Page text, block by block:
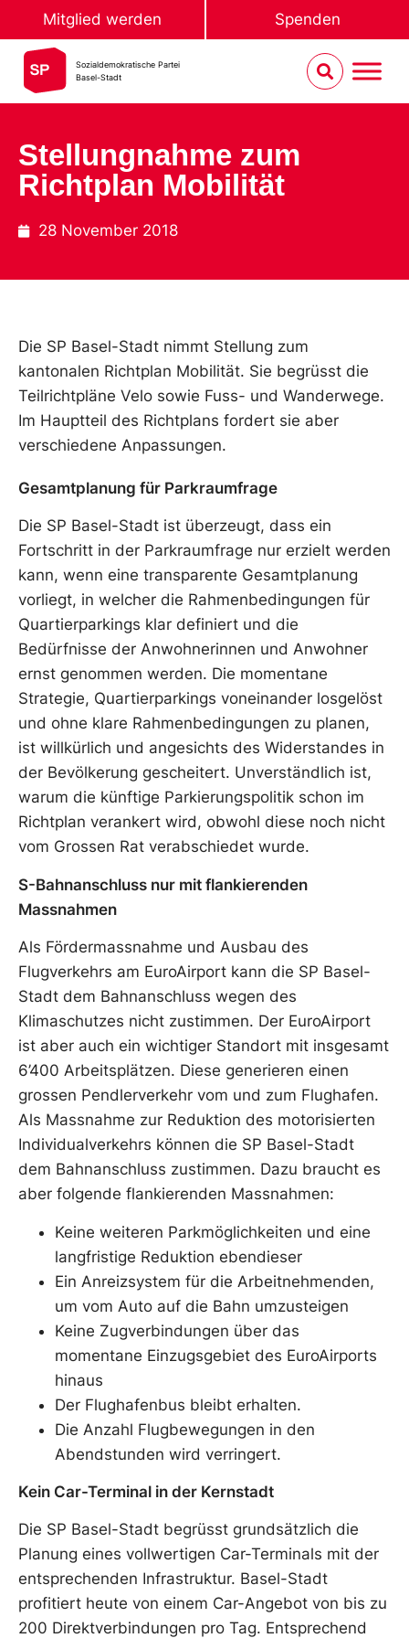
Mitglied werden Spenden
Sozialdemokratische Partei
Basel-Stadt
Stellungnahme zum
Richtplan Mobilität
28 November 2018
Die SP Basel-Stadt nimmt Stellung zum
kantonalen Richtplan Mobilität. Sie begrüsst die
Teilrichtpläne Velo sowie Fuss- und Wanderwege.
Im Hauptteil des Richtplans fordert sie aber
verschiedene Anpassungen.
Gesamtplanung für Parkraumfrage
Die SP Basel-Stadt ist überzeugt, dass ein
Fortschritt in der Parkraumfrage nur erzielt werden
kann, wenn eine transparente Gesamtplanung
vorliegt, in welcher die Rahmenbedingungen für
Quartierparkings klar definiert und die
Bedürfnisse der Anwohnerinnen und Anwohner
ernst genommen werden. Die momentane
Strategie, Quartierparkings voneinander losgelöst
und ohne klare Rahmenbedingungen zu planen,
ist willkürlich und angesichts des Widerstandes in
der Bevölkerung gescheitert. Unverständlich ist,
warum die künftige Parkierungspolitik schon im
Richtplan verankert wird, obwohl diese noch nicht
vom Grossen Rat verabschiedet wurde.
S-Bahnanschluss nur mit flankierenden
Massnahmen
Als Fördermassnahme und Ausbau des
Flugverkehrs am EuroAirport kann die SP Basel-
Stadt dem Bahnanschluss wegen des
Klimaschutzes nicht zustimmen. Der EuroAirport
ist aber auch ein wichtiger Standort mit insgesamt
6’400 Arbeitsplätzen. Diese generieren einen
grossen Pendlerverkehr vom und zum Flughafen.
Als Massnahme zur Reduktion des motorisierten
Individualverkehrs können die SP Basel-Stadt
dem Bahnanschluss zustimmen. Dazu braucht es
aber folgende flankierenden Massnahmen:
Keine weiteren Parkmöglichkeiten und eine
langfristige Reduktion ebendieser
Ein Anreizsystem für die Arbeitnehmenden,
um vom Auto auf die Bahn umzusteigen
Keine Zugverbindungen über das
momentane Einzugsgebiet des EuroAirports
hinaus
Der Flughafenbus bleibt erhalten.
Die Anzahl Flugbewegungen in den
Abendstunden wird verringert.
Kein Car-Terminal in der Kernstadt
Die SP Basel-Stadt begrüsst grundsätzlich die
Planung eines vollwertigen Car-Terminals mit der
entsprechenden Infrastruktur. Basel-Stadt
profitiert heute von einem Car-Angebot von bis zu
200 Direktverbindungen pro Tag. Entsprechend